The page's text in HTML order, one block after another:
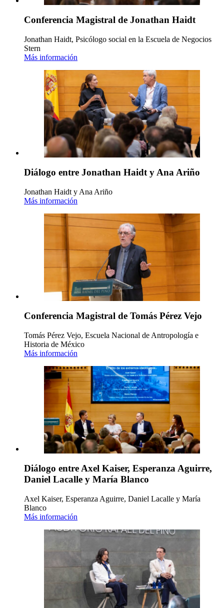
Conferencia Magistral de Jonathan Haidt
Jonathan Haidt, Psicólogo social en la Escuela de Negocios
Stern
Más información
Diálogo entre Jonathan Haidt y Ana Ariño
Jonathan Haidt y Ana Ariño
Más información
Conferencia Magistral de Tomás Pérez Vejo
Tomás Pérez Vejo, Escuela Nacional de Antropología e
Historia de México
Más información
Diálogo entre Axel Kaiser, Esperanza Aguirre,
Daniel Lacalle y María Blanco
Axel Kaiser, Esperanza Aguirre, Daniel Lacalle y María
Blanco
Más información